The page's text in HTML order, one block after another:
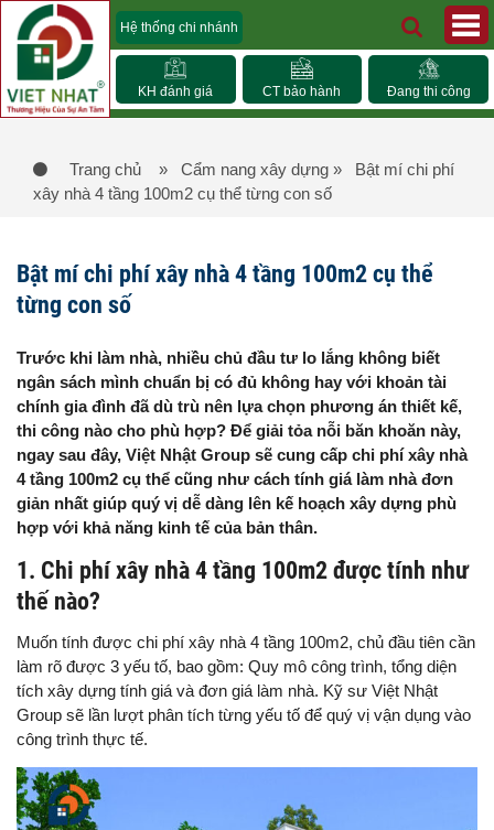
Hệ thống chi nhánh
KH đánh giá CT bảo hành Đang thi công
Trang chủ » Cẩm nang xây dựng » Bật mí chi phí
xây nhà 4 tầng 100m2 cụ thể từng con số
Bật mí chi phí xây nhà 4 tầng 100m2 cụ thể
từng con số
Trước khi làm nhà, nhiều chủ đầu tư lo lắng không biết
ngân sách mình chuẩn bị có đủ không hay với khoản tài
chính gia đình đã dù trù nên lựa chọn phương án thiết kế,
thi công nào cho phù hợp? Để giải tỏa nỗi băn khoăn này,
ngay sau đây, Việt Nhật Group sẽ cung cấp chi phí xây nhà
4 tầng 100m2 cụ thể cũng như cách tính giá làm nhà đơn
giản nhất giúp quý vị dễ dàng lên kế hoạch xây dựng phù
hợp với khả năng kinh tế của bản thân.
1. Chi phí xây nhà 4 tầng 100m2 được tính như
thế nào?
Muốn tính được chi phí xây nhà 4 tầng 100m2, chủ đầu tiên cần
làm rõ được 3 yếu tố, bao gồm: Quy mô công trình, tổng diện
tích xây dựng tính giá và đơn giá làm nhà. Kỹ sư Việt Nhật
Group sẽ lần lượt phân tích từng yếu tố để quý vị vận dụng vào
công trình thực tế.